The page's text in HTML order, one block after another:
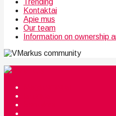
Trending
Kontaktai
Apie mus
Our team
Information on ownership
community